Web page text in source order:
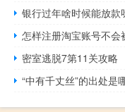
银行过年啥时候能放款
怎样注册淘宝账号不会
密室逃脱7第11关攻略
“中有千丈丝”的出处是